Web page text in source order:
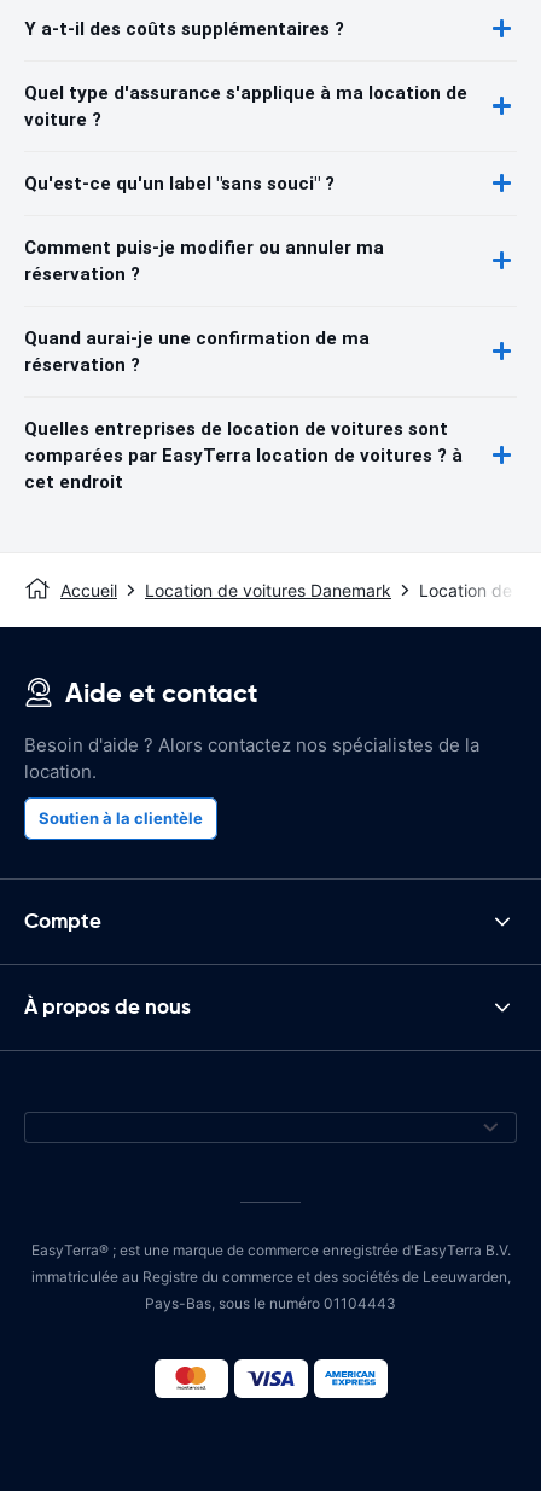
Y a-t-il des coûts supplémentaires ?
Quel type d'assurance s'applique à ma location de
voiture ?
Qu'est-ce qu'un label "sans souci" ?
Comment puis-je modifier ou annuler ma
réservation ?
Quand aurai-je une confirmation de ma
réservation ?
Quelles entreprises de location de voitures sont
comparées par EasyTerra location de voitures ? à
cet endroit
Accueil Location de voitures Danemark Location de
Aide et contact
Besoin d'aide ? Alors contactez nos spécialistes de la
location.
Soutien à la clientèle
Compte
À propos de nous
EasyTerra® ; est une marque de commerce enregistrée d'EasyTerra B.V.
immatriculée au Registre du commerce et des sociétés de Leeuwarden,
Pays-Bas, sous le numéro 01104443